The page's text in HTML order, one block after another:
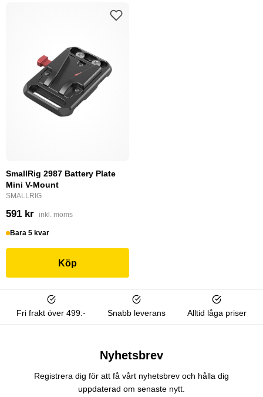
SmallRig 2987 Battery Plate
Mini V-Mount
SMALLRIG
591 kr inkl. moms
Bara 5 kvar
Köp
Fri frakt över 499:- Snabb leverans Alltid låga priser
Nyhetsbrev
Registrera dig för att få vårt nyhetsbrev och hålla dig
uppdaterad om senaste nytt.